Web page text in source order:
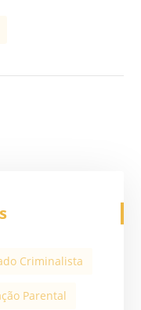
Criminalista
Parental